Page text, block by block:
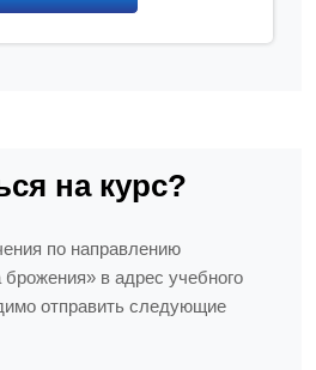
на курс?
по направлению
в адрес учебного
отправить следующие